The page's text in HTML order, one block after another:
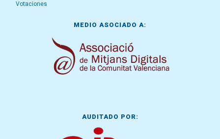
Votaciones
MEDIO ASOCIADO A:
AUDITADO POR: